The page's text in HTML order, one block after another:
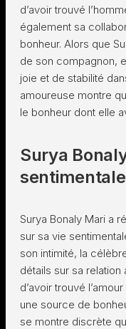
d’avoir trouvé
également sa
bonheur. Alors que
de son compagnon,
joie et de stabilité
amoureuse montre
le bonheur dont elle
Surya
sentimentale
Surya Bonaly Mari a
sur sa vie
son intimité, la
détails sur sa relation
d’avoir trouvé
une source de
se montre discrète